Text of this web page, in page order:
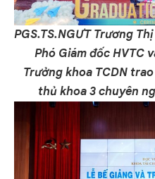
PGS.TS.NGƯT Trương
Phó Giám đốc HVTC
Trưởng khoa TCDN
thủ khoa 3 chuyên